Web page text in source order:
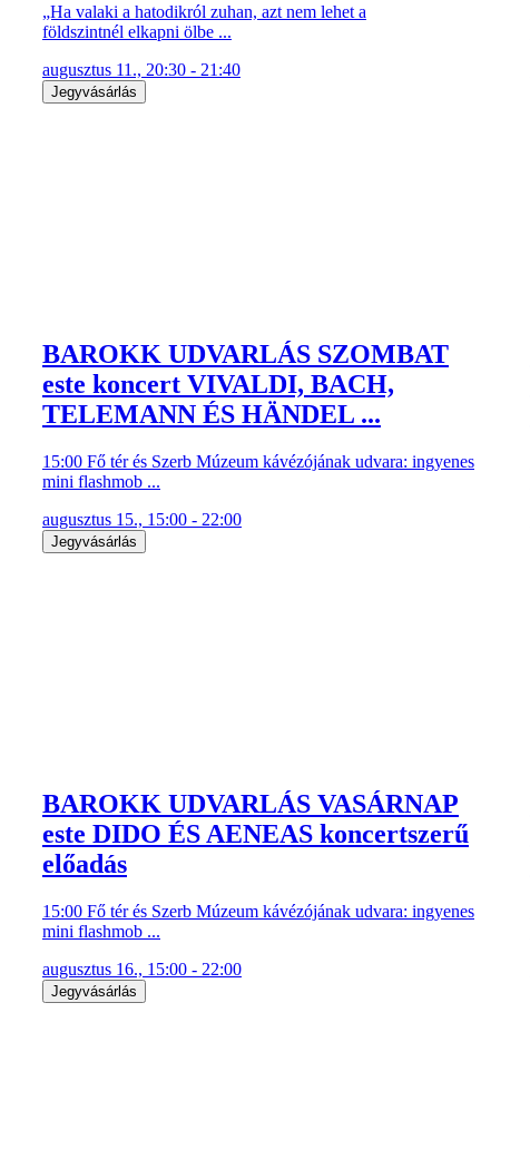
„Ha valaki a hatodikról zuhan, azt nem lehet a
földszintnél elkapni ölbe ...
augusztus 11., 20:30 - 21:40
Jegyvásárlás
BAROKK UDVARLÁS SZOMBAT
este koncert VIVALDI, BACH,
TELEMANN ÉS HÄNDEL ...
15:00 Fő tér és Szerb Múzeum kávézójának udvara: ingyenes
mini flashmob ...
augusztus 15., 15:00 - 22:00
Jegyvásárlás
BAROKK UDVARLÁS VASÁRNAP
este DIDO ÉS AENEAS koncertszerű
előadás
15:00 Fő tér és Szerb Múzeum kávézójának udvara: ingyenes
mini flashmob ...
augusztus 16., 15:00 - 22:00
Jegyvásárlás